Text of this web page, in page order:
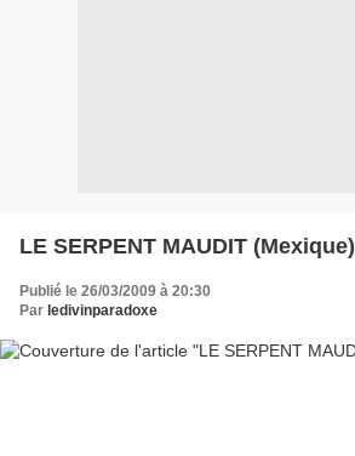
LE SERPENT MAUDIT (Mexique)
Publié le 26/03/2009 à 20:30
Par ledivinparadoxe